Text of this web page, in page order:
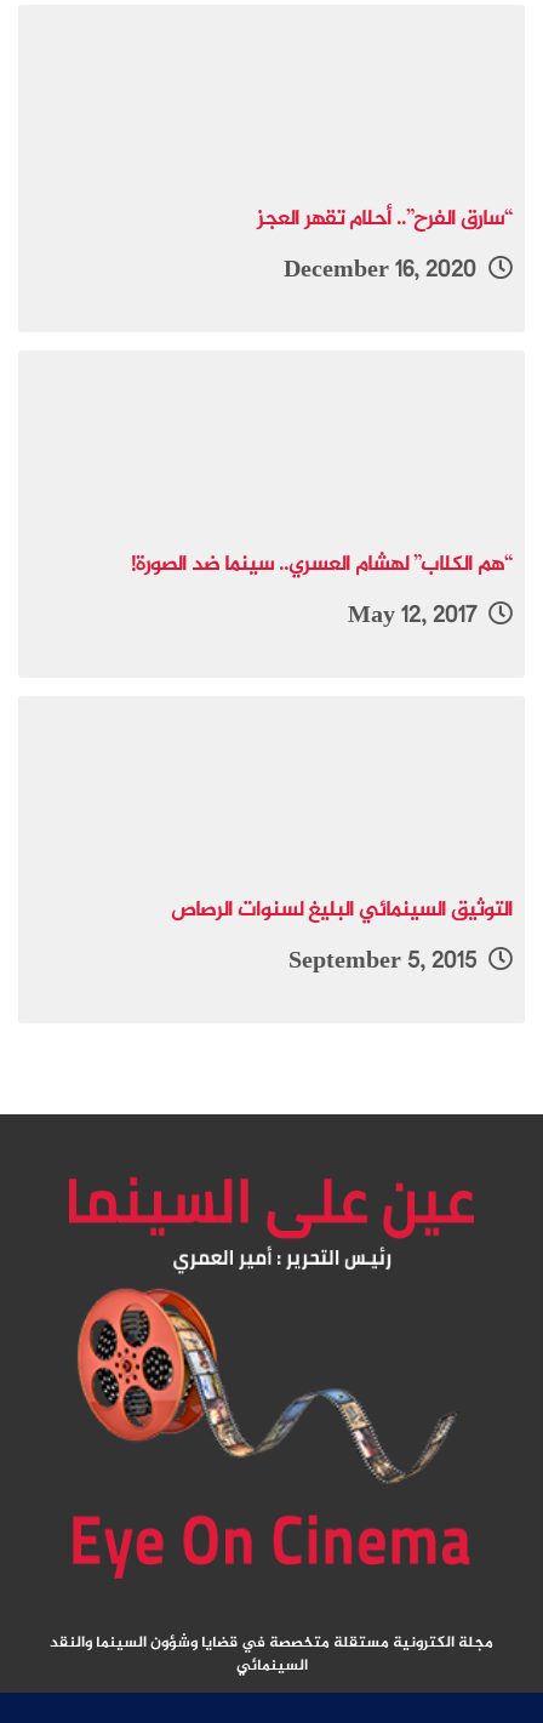
“سارق الفرح”.. أحلام تقهر العجز
“هم الكلاب” لهشام العسري.. سينما ضد الصورة!
May 12, 2017
التوثيق السينمائي البليغ لسنوات الرصاص
مجلة الكترونية مستقلة متخصصة في قضايا وشؤون السينما والنقد
السينمائي